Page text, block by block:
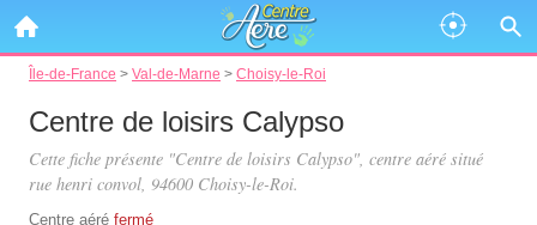
Île-de-France > Val-de-Marne > Choisy-le-Roi
Centre de loisirs Calypso
Cette fiche présente "Centre de loisirs Calypso", centre aéré situé
rue henri convol, 94600 Choisy-le-Roi.
Centre aéré fermé